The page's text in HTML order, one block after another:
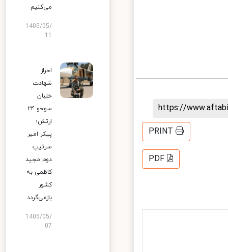
https://
PRINT
PDF
می‌کنیم
1405/05/
احراز
شهادت
خلبان
سوخو ۲۴
ارتش؛
پیکر امیر
سرتیپ
دوم مجید
کاظمی به
کشور
بازمی‌گردد
1405/05/
07